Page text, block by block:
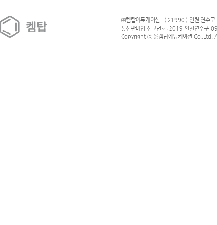
㈜켐탑에듀케이션 | ( 21990 ) 인천 연수
통신판매업 신고번호: 2019-인천연수구-
Copyright ⓒ ㈜켐탑에듀케이션 Co.,Ltd.